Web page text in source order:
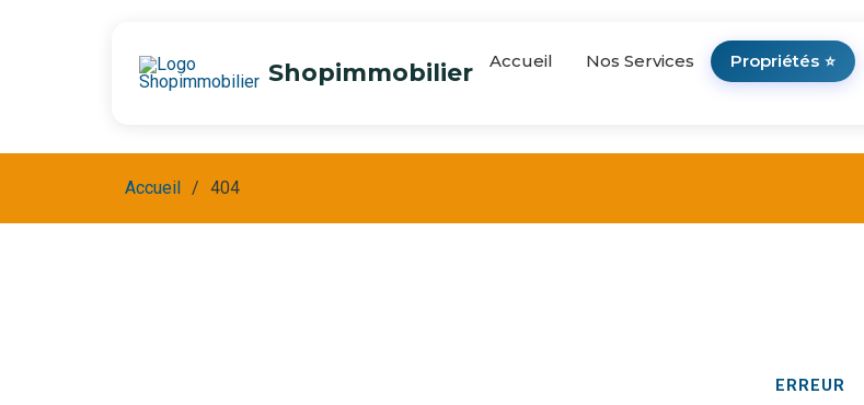
Shopimmobilier Accueil Nos Services Propriétés ⭐
Accueil 404
ERREUR